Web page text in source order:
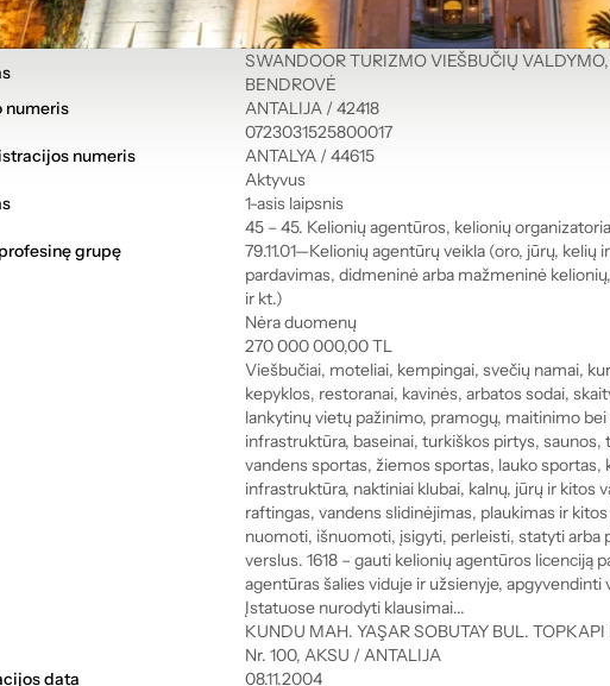
SWANDOOR TURIZMO VIEŠBUČIŲ
BENDROVĖ
numeris
ANTALIJA / 42418
0723031525800017
numeris
ANTALYA / 44615
Aktyvus
1-asis laipsnis
45 – 45. Kelionių agentūros, kelionių
grupę
79.11.01—Kelionių agentūrų veikla (oro, jūrų,
pardavimas, didmeninė arba mažmeninė
ir kt.)
Nėra duomenų
270 000 000,00 TL
Viešbučiai, moteliai, kempingai, svečių namai,
kepyklos, restoranai, kavinės, arbatos sodai,
lankytinų vietų pažinimo, pramogų, maitinimo
infrastruktūra, baseinai, turkiškos pirtys,
vandens sportas, žiemos sportas, lauko
infrastruktūra, naktiniai klubai, kalnų, jūrų ir kitos
raftingas, vandens slidinėjimas, plaukimas ir
nuomoti, išnuomoti, įsigyti, perleisti, statyti
verslus. 1618 – gauti kelionių agentūros licenciją
agentūras šalies viduje ir užsienyje,
Įstatuose nurodyti klausimai...
KUNDU MAH. YAŞAR SOBUTAY BUL.
Nr. 100, AKSU / ANTALIJA
data
08.11.2004